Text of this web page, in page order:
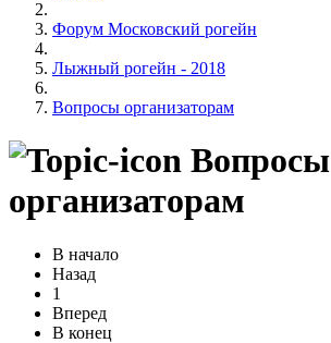
Форум Московский рогейн
Лыжный рогейн - 2018
Вопросы организаторам
Вопросы
организаторам
В начало
Назад
1
Вперед
В конец